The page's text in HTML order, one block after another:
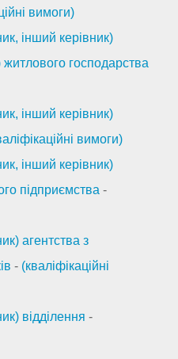
вимоги)
інший керівник)
житлового господарства
інший керівник)
вимоги)
інший керівник)
підприємства -
агентства з
- (кваліфікаційні
відділення -